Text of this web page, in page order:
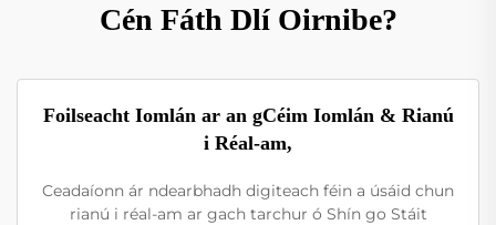
Cén Fáth Dlí Oirnibe?
Foilseacht Iomlán ar an gCéim Iomlán & Rianú
i Réal-am,
Ceadaíonn ár ndearbhadh digiteach féin a úsáid chun
rianú i réal-am ar gach tarchur ó Shín go Stáit